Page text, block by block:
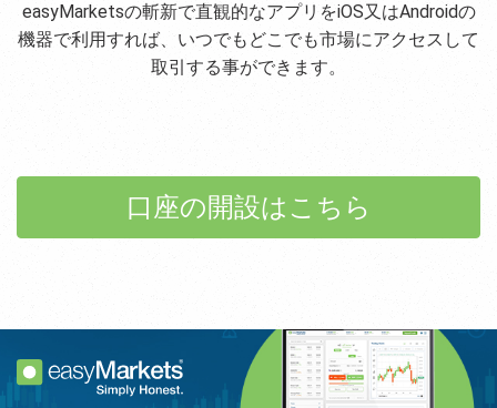
easyMarketsの斬新で直観的なアプリをiOS又はAndroidの
機器で利用すれば、いつでもどこでも市場にアクセスして
取引する事ができます。
口座の開設はこちら